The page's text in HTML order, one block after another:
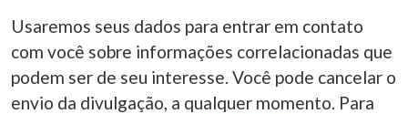
Usaremos seus dados para entrar em contato
com você sobre informações correlacionadas que
podem ser de seu interesse. Você pode cancelar o
envio da divulgação, a qualquer momento. Para